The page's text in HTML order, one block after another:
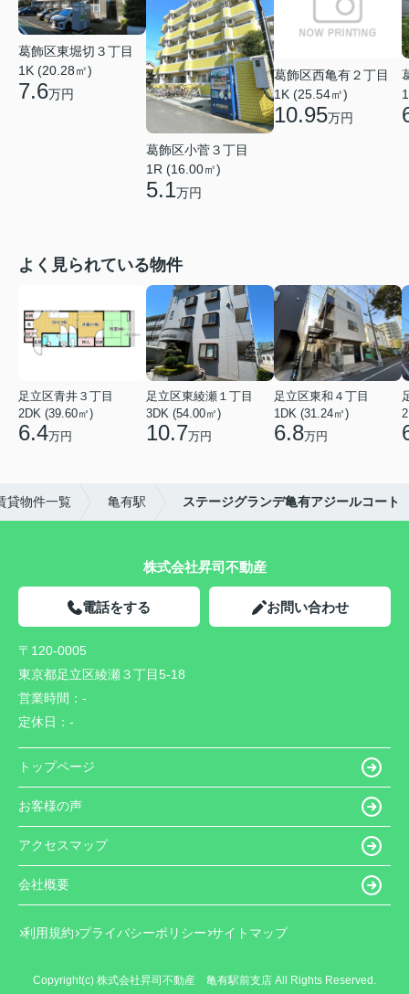
葛飾区東堀切３丁目
1K (20.28㎡)
7.6万円
葛飾区小菅３丁目
1R (16.00㎡)
5.1万円
葛飾区西亀有２丁目
1K (25.54㎡)
10.95万円
よく見られている物件
足立区青井３丁目
2DK (39.60㎡)
6.4万円
足立区東綾瀬１丁目
3DK (54.00㎡)
10.7万円
足立区東和４丁目
1DK (31.24㎡)
6.8万円
貸物件一覧 亀有駅 ステージグランデ亀有アジールコート
株式会社昇司不動産
電話をする お問い合わせ
〒120-0005
東京都足立区綾瀬３丁目5-18
営業時間： -
定休日： -
トップページ
お客様の声
アクセスマップ
会社概要
利用規約 プライバシーポリシー サイトマップ
Copyright(c) 株式会社昇司不動産 亀有駅前支店 All Rights Reserved.